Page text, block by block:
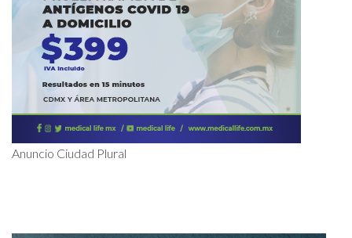
Anuncio Ciudad Plural